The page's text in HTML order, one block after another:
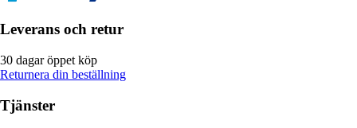
Leverans och retur
30 dagar öppet köp
Returnera din beställning
Tjänster